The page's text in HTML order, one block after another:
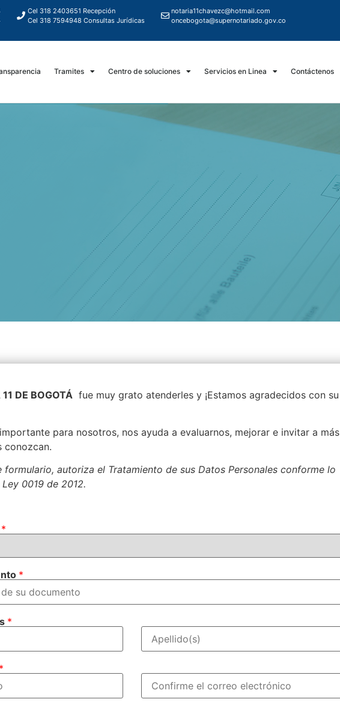
Cel 318 2403651 Recepción
Cel 318 7594948 Consultas Jurídicas
notaria11chavezc@hotmail.com
oncebogota@supernotariado.gov.co
Tramites Centro de soluciones Servicios en Linea Contáctenos
DE BOGOTÁ fue muy grato atenderles y ¡Estamos agradecidos con su
para nosotros, nos ayuda a evaluarnos, mejorar e invitar a más
conozcan.
formulario, autoriza el Tratamiento de sus Datos Personales conforme lo
0019 de 2012.
*
*
*
*